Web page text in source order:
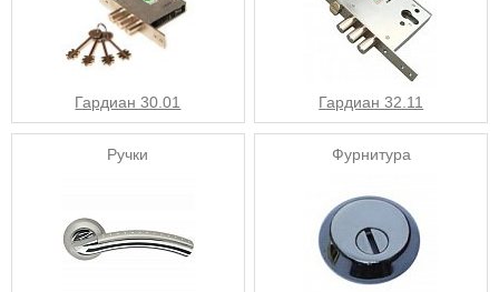
Гардиан 30.01 Гардиан 32.11
Ручки Фурнитура